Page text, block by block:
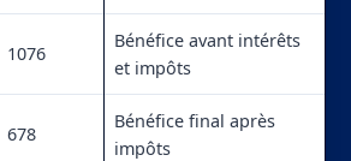
1076
Bénéfice avant intérêts
et impôts
678
Bénéfice final après
impôts